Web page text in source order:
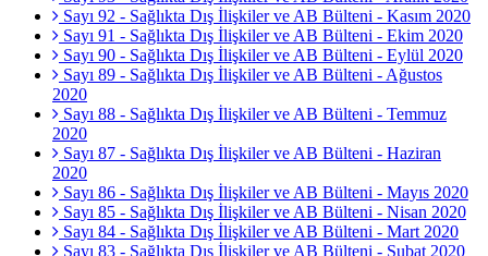
Sayı 92 - Sağlıkta Dış İlişkiler ve AB Bülteni - Kasım 2020
Sayı 91 - Sağlıkta Dış İlişkiler ve AB Bülteni - Ekim 2020
Sayı 90 - Sağlıkta Dış İlişkiler ve AB Bülteni - Eylül 2020
Sayı 89 - Sağlıkta Dış İlişkiler ve AB Bülteni - Ağustos
2020
Sayı 88 - Sağlıkta Dış İlişkiler ve AB Bülteni - Temmuz
2020
Sayı 87 - Sağlıkta Dış İlişkiler ve AB Bülteni - Haziran
2020
Sayı 86 - Sağlıkta Dış İlişkiler ve AB Bülteni - Mayıs 2020
Sayı 85 - Sağlıkta Dış İlişkiler ve AB Bülteni - Nisan 2020
Sayı 84 - Sağlıkta Dış İlişkiler ve AB Bülteni - Mart 2020
Sayı 83 - Sağlıkta Dış İlişkiler ve AB Bülteni - Şubat 2020